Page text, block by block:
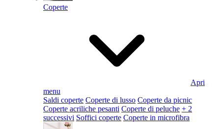
Coperte
Apri
menu
Saldi coperte Coperte di lusso Coperte da picnic
Coperte acriliche pesanti Coperte di peluche + 2
successivi Soffici coperte Coperte in microfibra